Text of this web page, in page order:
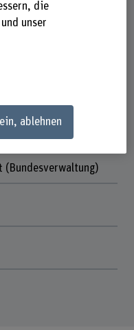
(ICE)
(Bundesverwaltung)
die
unser
ablehnen